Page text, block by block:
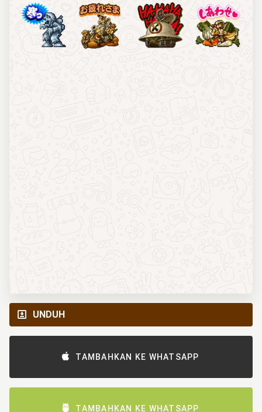
UNDUH
TAMBAHKAN KE WHATSAPP
TAMBAHKAN KE WHATSAPP